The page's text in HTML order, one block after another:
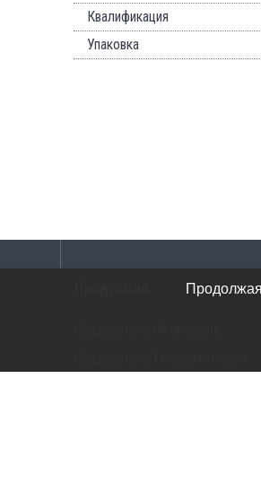
Квалификация
Упаковка